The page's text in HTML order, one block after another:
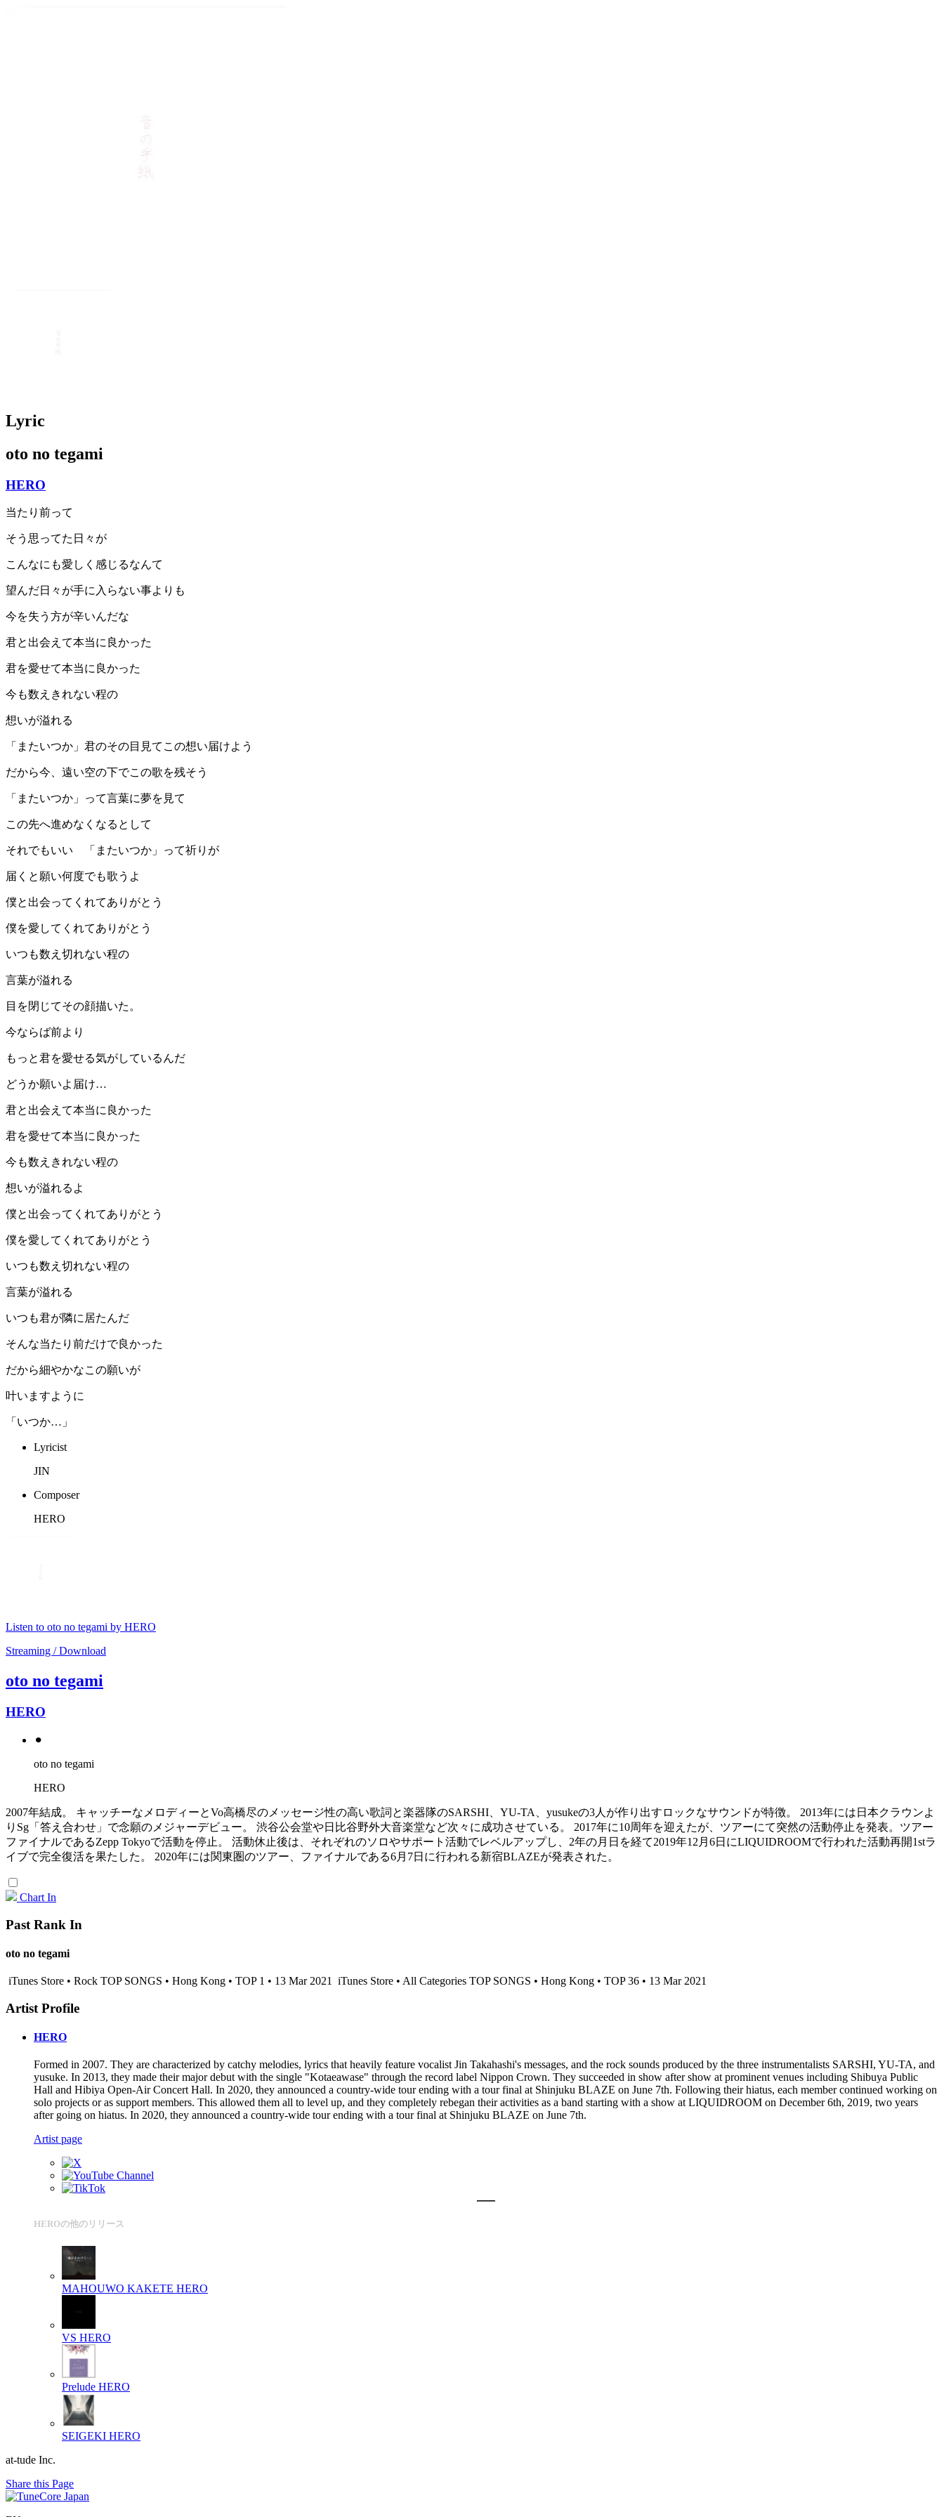
Lyric
oto no tegami
HERO
当たり前って
そう思ってた日々が
こんなにも愛しく感じるなんて
望んだ日々が手に入らない事よりも
今を失う方が辛いんだな
君と出会えて本当に良かった
君を愛せて本当に良かった
今も数えきれない程の
想いが溢れる
「またいつか」君のその目見てこの想い届けよう
だから今、遠い空の下でこの歌を残そう
「またいつか」って言葉に夢を見て
この先へ進めなくなるとして
それでもいい 「またいつか」って祈りが
届くと願い何度でも歌うよ
僕と出会ってくれてありがとう
僕を愛してくれてありがとう
いつも数え切れない程の
言葉が溢れる
目を閉じてその顔描いた。
今ならば前より
もっと君を愛せる気がしているんだ
どうか願いよ届け…
君と出会えて本当に良かった
君を愛せて本当に良かった
今も数えきれない程の
想いが溢れるよ
僕と出会ってくれてありがとう
僕を愛してくれてありがとう
いつも数え切れない程の
言葉が溢れる
いつも君が隣に居たんだ
そんな当たり前だけで良かった
だから細やかなこの願いが
叶いますように
「いつか…」
Lyricist
JIN
Composer
HERO
Listen to oto no tegami by HERO
Streaming / Download
oto no tegami
HERO
⚫︎
oto no tegami
HERO
2007年結成。 キャッチーなメロディーとVo高橋尽のメッセージ性の高い歌詞と楽器隊のSARSHI、YU-TA、yusukeの3人が作り出すロックなサウンドが特徴。 2013年には日本クラウンよ
りSg「答え合わせ」で念願のメジャーデビュー。 渋谷公会堂や日比谷野外大音楽堂など次々に成功させている。 2017年に10周年を迎えたが、ツアーにて突然の活動停止を発表。ツアー
ファイナルであるZepp Tokyoで活動を停止。 活動休止後は、それぞれのソロやサポート活動でレベルアップし、2年の月日を経て2019年12月6日にLIQUIDROOMで行われた活動再開1stラ
イブで完全復活を果たした。 2020年には関東圏のツアー、ファイナルである6月7日に行われる新宿BLAZEが発表された。
Chart In
Past Rank In
oto no tegami
iTunes Store • Rock TOP SONGS • Hong Kong • TOP 1 • 13 Mar 2021 iTunes Store • All Categories TOP SONGS • Hong Kong • TOP 36 • 13 Mar 2021
Artist Profile
HERO
Formed in 2007. They are characterized by catchy melodies, lyrics that heavily feature vocalist Jin Takahashi's messages, and the rock sounds produced by the three instrumentalists SARSHI, YU-TA, and
yusuke. In 2013, they made their major debut with the single "Kotaeawase" through the record label Nippon Crown. They succeeded in show after show at prominent venues including Shibuya Public
Hall and Hibiya Open-Air Concert Hall. In 2020, they announced a country-wide tour ending with a tour final at Shinjuku BLAZE on June 7th. Following their hiatus, each member continued working on
solo projects or as support members. This allowed them all to level up, and they completely rebegan their activities as a band starting with a show at LIQUIDROOM on December 6th, 2019, two years
after going on hiatus. In 2020, they announced a country-wide tour ending with a tour final at Shinjuku BLAZE on June 7th.
Artist page
HEROの他のリリース
MAHOUWO KAKETE HERO
VS HERO
Prelude HERO
SEIGEKI HERO
at-tude Inc.
Share this Page